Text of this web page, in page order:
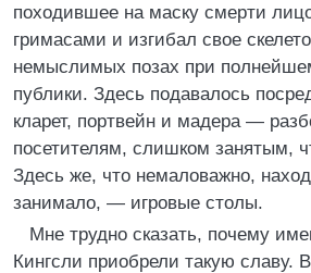
походившее на маску смерти
гримасами и изгибал свое
немыслимых позах при
публики. Здесь подавалось
кларет, портвейн и мадера —
посетителям, слишком занятым,
Здесь же, что немаловажно,
занимало, — игровые столы.
Мне трудно сказать, почему
Кингсли приобрели такую славу.